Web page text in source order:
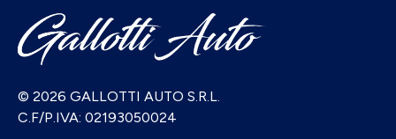
© 2026 GALLOTTI AUTO S.R.L.
C.F/P.IVA: 02193050024